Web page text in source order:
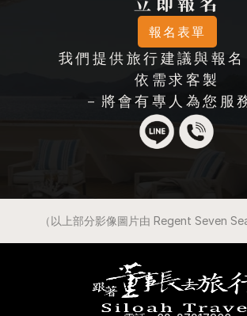
報名表單
我們提供旅行建議與報
依需求客製
－將會有專人為您服
（以上部分影像圖片由 Regent Seven